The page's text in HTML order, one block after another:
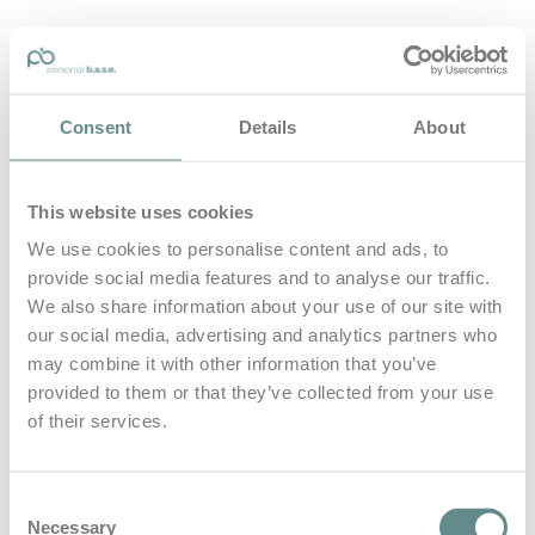
Consent Details About
This website uses cookies
We use cookies to personalise content and ads, to
provide social media features and to analyse our traffic.
We also share information about your use of our site with
our social media, advertising and analytics partners who
may combine it with other information that you’ve
provided to them or that they’ve collected from your use
of their services.
Necessary
personal-base.com
Home
B.A.S.E.
Leistungen
Medien
Blog
Kontakt
Search for
Posts Tagged